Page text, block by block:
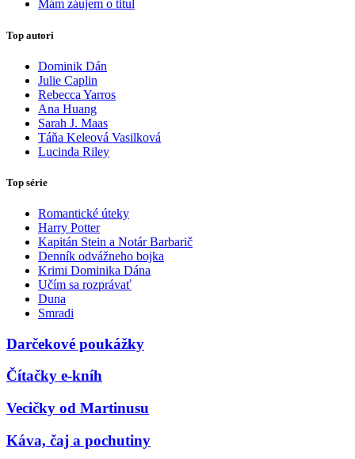
Mám záujem o titul
Top autori
Dominik Dán
Julie Caplin
Rebecca Yarros
Ana Huang
Sarah J. Maas
Táňa Keleová Vasilková
Lucinda Riley
Top série
Romantické úteky
Harry Potter
Kapitán Stein a Notár Barbarič
Denník odvážneho bojka
Krimi Dominika Dána
Učím sa rozprávať
Duna
Smradi
Darčekové poukážky
Čítačky e-kníh
Vecičky od Martinusu
Káva, čaj a pochutiny